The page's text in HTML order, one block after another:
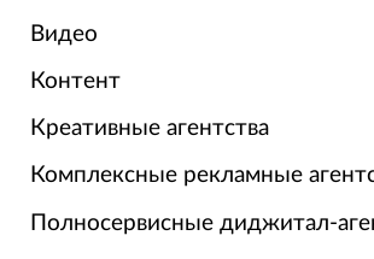
Видео
Контент
Креативные агентства
Комплексные рекламные
Полносервисные диджитал-